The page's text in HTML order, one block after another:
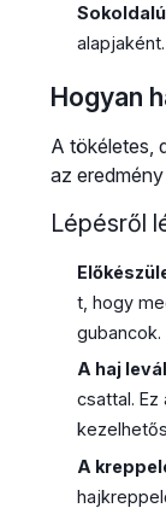
alapjaként.
Hogyan
A tökéletes,
az
Lépésről
t, hogy
gubancok.
A haj
csattal.
A